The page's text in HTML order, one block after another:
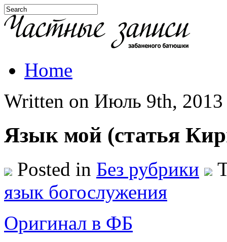
Home
Written on Июль 9th, 2013
Язык мой (статья
Posted in Без рубрики
язык богослужения
Оригинал в ФБ